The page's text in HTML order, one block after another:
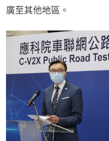
廣至其他地區。